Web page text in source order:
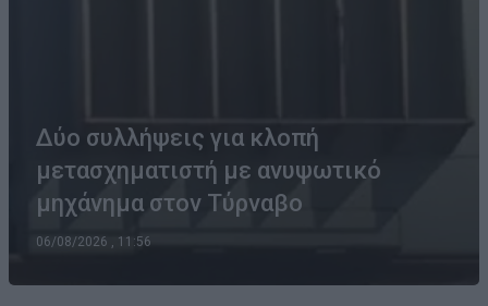
Δύο συλλήψεις για κλοπή
μετασχηματιστή με ανυψωτικό
μηχάνημα στον Τύρναβο
06/08/2026 , 11:56